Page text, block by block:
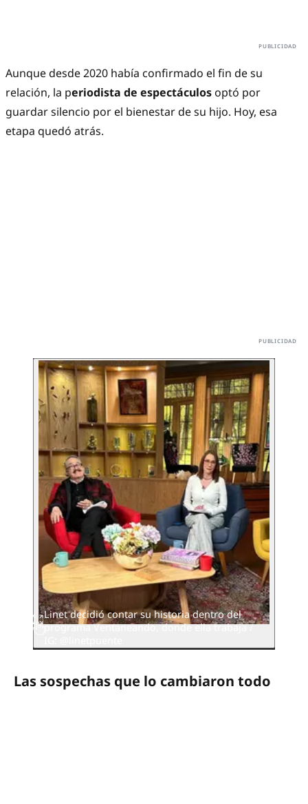
Aunque desde 2020 había confirmado el fin de su
relación, la periodista de espectáculos optó por
guardar silencio por el bienestar de su hijo. Hoy, esa
etapa quedó atrás.
Linet decidió contar su historia dentro del
programa Ventaneando, donde ella trabaja /
Las sospechas que lo cambiaron todo